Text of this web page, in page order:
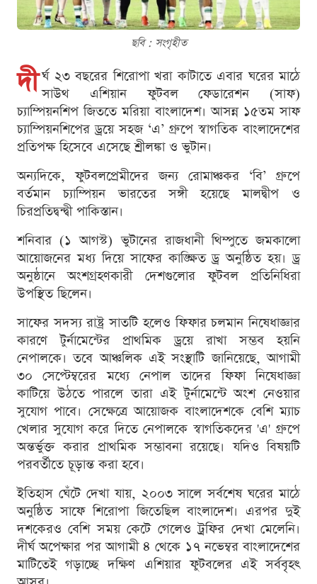
ছবি : সংগৃহীত
দী র্ঘ ২৩ বছরের শিরোপা খরা কাটাতে এবার ঘরের মাঠে
সাউথ এশিয়ান ফুটবল ফেডারেশন (সাফ)
চ্যাম্পিয়নশিপ জিততে মরিয়া বাংলাদেশ। আসন্ন ১৫তম সাফ
চ্যাম্পিয়নশিপের ড্রয়ে সহজ ‘এ’ গ্রুপে স্বাগতিক বাংলাদেশের
প্রতিপক্ষ হিসেবে এসেছে শ্রীলঙ্কা ও ভুটান।
অন্যদিকে, ফুটবলপ্রেমীদের জন্য রোমাঞ্চকর ‘বি’ গ্রুপে
বর্তমান চ্যাম্পিয়ন ভারতের সঙ্গী হয়েছে মালদ্বীপ ও
চিরপ্রতিদ্বন্দ্বী পাকিস্তান।
শনিবার (১ আগস্ট) ভুটানের রাজধানী থিম্পুতে জমকালো
আয়োজনের মধ্য দিয়ে সাফের কাঙ্ক্ষিত ড্র অনুষ্ঠিত হয়। ড্র
অনুষ্ঠানে অংশগ্রহণকারী দেশগুলোর ফুটবল প্রতিনিধিরা
উপস্থিত ছিলেন।
সাফের সদস্য রাষ্ট্র সাতটি হলেও ফিফার চলমান নিষেধাজ্ঞার
কারণে টুর্নামেন্টের প্রাথমিক ড্রয়ে রাখা সম্ভব হয়নি
নেপালকে। তবে আঞ্চলিক এই সংস্থাটি জানিয়েছে, আগামী
৩০ সেপ্টেম্বরের মধ্যে নেপাল তাদের ফিফা নিষেধাজ্ঞা
কাটিয়ে উঠতে পারলে তারা এই টুর্নামেন্টে অংশ নেওয়ার
সুযোগ পাবে। সেক্ষেত্রে আয়োজক বাংলাদেশকে বেশি ম্যাচ
খেলার সুযোগ করে দিতে নেপালকে স্বাগতিকদের 'এ' গ্রুপে
অন্তর্ভুক্ত করার প্রাথমিক সম্ভাবনা রয়েছে। যদিও বিষয়টি
পরবর্তীতে চূড়ান্ত করা হবে।
ইতিহাস ঘেঁটে দেখা যায়, ২০০৩ সালে সর্বশেষ ঘরের মাঠে
অনুষ্ঠিত সাফে শিরোপা জিতেছিল বাংলাদেশ। এরপর দুই
দশকেরও বেশি সময় কেটে গেলেও ট্রফির দেখা মেলেনি।
দীর্ঘ অপেক্ষার পর আগামী ৪ থেকে ১৭ নভেম্বর বাংলাদেশের
মাটিতেই গড়াচ্ছে দক্ষিণ এশিয়ার ফুটবলের এই সর্ববৃহৎ